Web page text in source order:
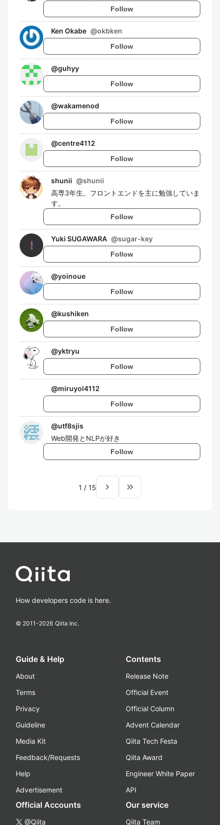
Follow
Ken Okabe @okbken
Follow
@guhyy
Follow
@wakamenod
Follow
@centre4112
Follow
shunii @shunii
高専3年生。フロントエンドを主に勉強していま
す。
Follow
Yuki SUGAWARA @sugar-key
Follow
@yoinoue
Follow
@kushiken
Follow
@yktryu
Follow
@miruyol4112
Follow
@utf8sjis
Web開発とNLPが好き
Follow
1 / 15 navigate_next keyboard_double_arrow_right
How developers code is here.
© 2011-2026 Qiita Inc.
Guide & Help
About
Terms
Privacy
Guideline
Media Kit
Feedback/Requests
Help
Advertisement
Contents
Release Note
Official Event
Official Column
Advent Calendar
Qiita Tech Festa
Qiita Award
Engineer White Paper
API
Official Accounts
@Qiita
Our service
Qiita Team